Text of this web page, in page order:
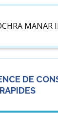
MANAR II
DE